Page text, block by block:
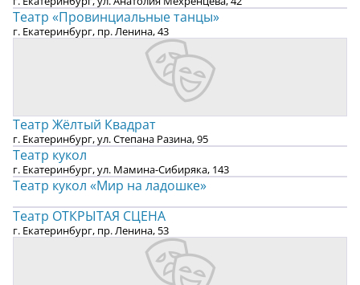
Театр «Провинциальные танцы»
г. Екатеринбург, пр. Ленина, 43
Театр Жёлтый Квадрат
г. Екатеринбург, ул. Степана Разина, 95
Театр кукол
г. Екатеринбург, ул. Мамина-Сибиряка, 143
Театр кукол «Мир на ладошке»
Театр ОТКРЫТАЯ СЦЕНА
г. Екатеринбург, пр. Ленина, 53